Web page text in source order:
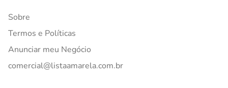
Sobre
Termos e Políticas
Anunciar meu Negócio
comercial@listaamarela.com.br